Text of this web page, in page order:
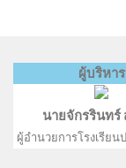
ผู้บริหาร
นายจักรรินทร์
ผู้อำนวยการโรงเรีย